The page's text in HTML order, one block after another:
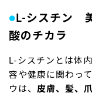
● L-シスチン
酸のチカラ
L-シスチンとは体
容や健康に関わっ
ウは、 皮膚、髪、